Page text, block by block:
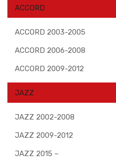
ACCORD
ACCORD 2003-2005
ACCORD 2006-2008
ACCORD 2009-2012
JAZZ
JAZZ 2002-2008
JAZZ 2009-2012
JAZZ 2015 –